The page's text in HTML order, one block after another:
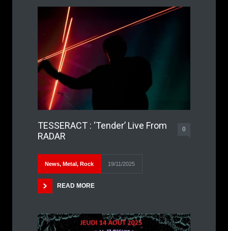
TESSERACT : ‘Tender’ Live From
RADAR
0
News, Metal, Rock 19/11/2025
READ MORE